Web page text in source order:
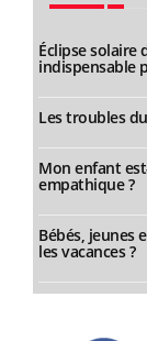
Éclipse solaire
indispensable
Les troubles
Mon enfant
empathique ?
Bébés, jeunes
les vacances ?